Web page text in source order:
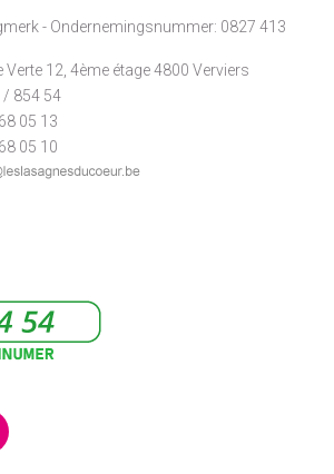
- Ondernemingsnummer: 0827 413
Verte 12, 4ème étage 4800 Verviers
/ 854 54
05 13
05 10